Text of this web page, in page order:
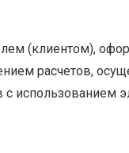
(клиентом),
расчетов,
использованием